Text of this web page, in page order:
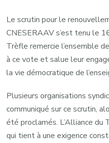
Le scrutin pour le
CNESERAAV s’est tenu le
Trèfle remercie l’ensemble
à ce vote et salue leur
la vie démocratique de
Plusieurs organisations
communiqué sur ce scrutin,
été proclamés. L’Alliance du
qui tient à une exigence